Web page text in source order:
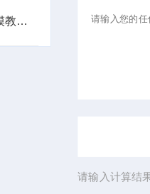
面对不同种类的压片机冲模教你该如何区分
请输入计算结